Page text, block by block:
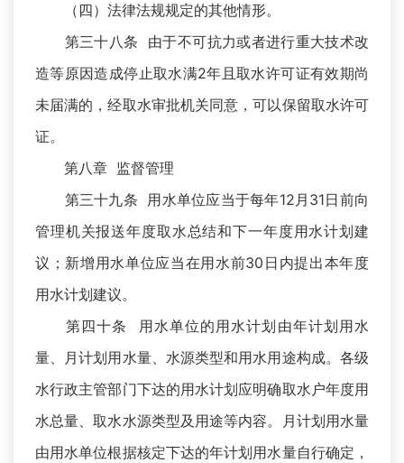
（四）法律法规规定的其他情形。
第三十八条 由于不可抗力或者进行重大技术改
造等原因造成停止取水满2年且取水许可证有效期尚
未届满的，经取水审批机关同意，可以保留取水许可
证。
第八章 监督管理
第三十九条 用水单位应当于每年12月31日前向
管理机关报送年度取水总结和下一年度用水计划建
议；新增用水单位应当在用水前30日内提出本年度
用水计划建议。
第四十条 用水单位的用水计划由年计划用水
量、月计划用水量、水源类型和用水用途构成。各级
水行政主管部门下达的用水计划应明确取水户年度用
水总量、取水水源类型及用途等内容。月计划用水量
由用水单位根据核定下达的年计划用水量自行确定，